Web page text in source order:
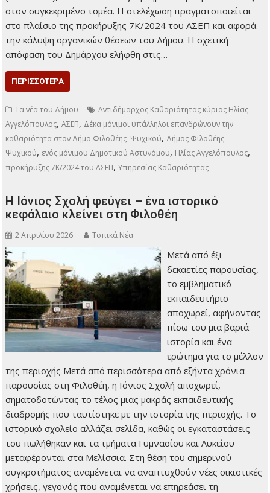
στον συγκεκριμένο τομέα. Η στελέχωση πραγματοποιείται
στο πλαίσιο της προκήρυξης 7Κ/2024 του ΑΣΕΠ και αφορά
την κάλυψη οργανικών θέσεων του Δήμου. Η σχετική
απόφαση του Δημάρχου ελήφθη στις…
ΠΕΡΙΣΣΌΤΕΡΑ
Τα νέα του Δήμου
Αντιδήμαρχος Καθαριότητας κύριος Ηλίας
Αγγελόπουλος,ΑΣΕΠ, Δέκα μόνιμοι υπάλληλοι επανδρώνουν την
καθαριότητα στον Δήμο Φιλοθέης–Ψυχικού, Δήμος Φιλοθέης –
Ψυχικού, ενός μόνιμου Δημοτικού Αστυνόμου, Ηλίας Αγγελόπουλος,
προκήρυξης 7Κ/2024 του ΑΣΕΠ,Υπηρεσίας Καθαριότητας
Η Ιόνιος Σχολή φεύγει – ένα ιστορικό
κεφάλαιο κλείνει στη Φιλοθέη
2 Απριλίου 2026 Τοπικά Νέα
Μετά από έξι
δεκαετίες παρουσίας,
το εμβληματικό
εκπαιδευτήριο
αποχωρεί, αφήνοντας
πίσω του μια βαριά
ιστορία και ένα
ερώτημα για το μέλλον
της περιοχής Μετά από περισσότερα από εξήντα χρόνια
παρουσίας στη Φιλοθέη, η Ιόνιος Σχολή αποχωρεί,
σηματοδοτώντας το τέλος μιας μακράς εκπαιδευτικής
διαδρομής που ταυτίστηκε με την ιστορία της περιοχής. Το
ιστορικό σχολείο αλλάζει σελίδα, καθώς οι εγκαταστάσεις
του πωλήθηκαν και τα τμήματα Γυμνασίου και Λυκείου
μεταφέρονται στα Μελίσσια. Στη θέση του σημερινού
συγκροτήματος αναμένεται να αναπτυχθούν νέες οικιστικές
χρήσεις, γεγονός που αναμένεται να επηρεάσει τη